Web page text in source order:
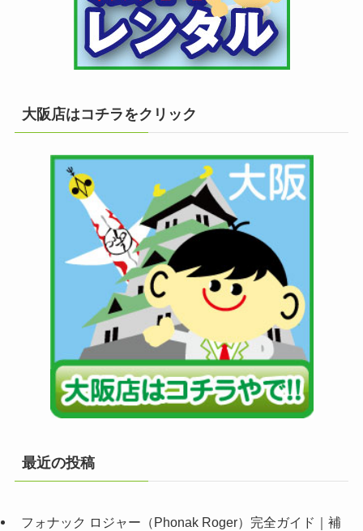
大阪店はコチラをクリック
最近の投稿
フォナック ロジャー（Phonak Roger）完全ガイド｜補